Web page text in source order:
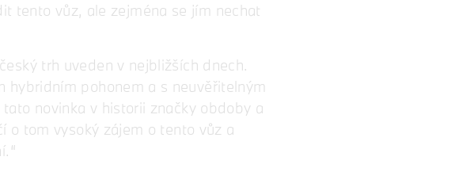
tento vůz, ale zejména se jím nechat
trh uveden v nejbližších dnech.
hybridním pohonem a s neuvěřitelným
novinka v historii značky obdoby a
o tom vysoký zájem o tento vůz a